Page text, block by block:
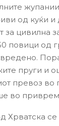
од куќи и
за цивилна
повици од
пруги и
превоз во
во
Хрватска